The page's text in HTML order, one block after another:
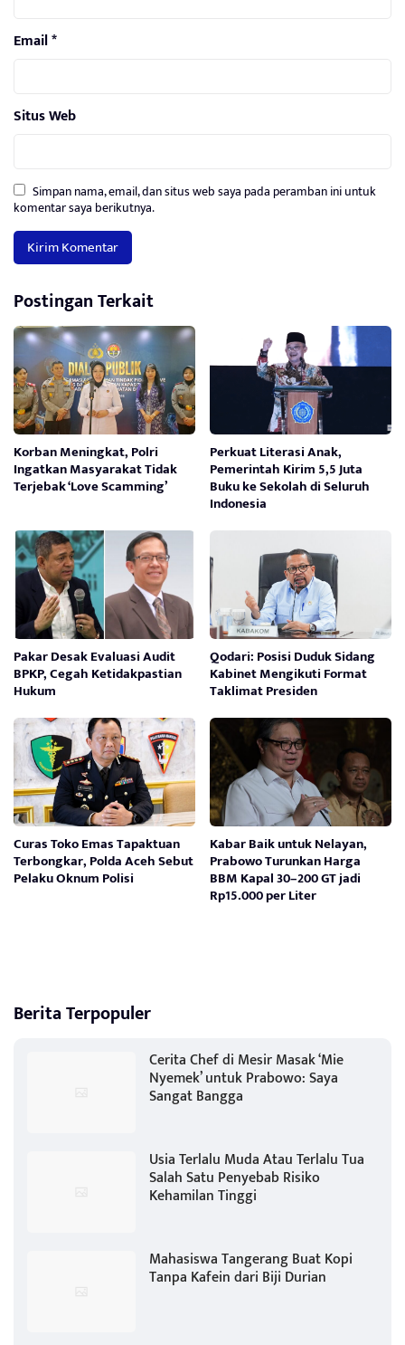
Email*
Situs Web
Simpan nama, email, dan situs web saya pada peramban ini untuk
komentar saya berikutnya.
Postingan Terkait
Korban Meningkat, Polri
Ingatkan Masyarakat Tidak
Terjebak ‘Love Scamming’
Perkuat Literasi Anak,
Pemerintah Kirim 5,5 Juta
Buku ke Sekolah di Seluruh
Indonesia
Pakar Desak Evaluasi Audit
BPKP, Cegah Ketidakpastian
Hukum
Qodari: Posisi Duduk Sidang
Kabinet Mengikuti Format
Taklimat Presiden
Curas Toko Emas Tapaktuan
Terbongkar, Polda Aceh Sebut
Pelaku Oknum Polisi
Kabar Baik untuk Nelayan,
Prabowo Turunkan Harga
BBM Kapal 30–200 GT jadi
Rp15.000 per Liter
Berita Terpopuler
Cerita Chef di Mesir Masak ‘Mie
Nyemek’ untuk Prabowo: Saya
Sangat Bangga
Usia Terlalu Muda Atau Terlalu Tua
Salah Satu Penyebab Risiko
Kehamilan Tinggi
Mahasiswa Tangerang Buat Kopi
Tanpa Kafein dari Biji Durian